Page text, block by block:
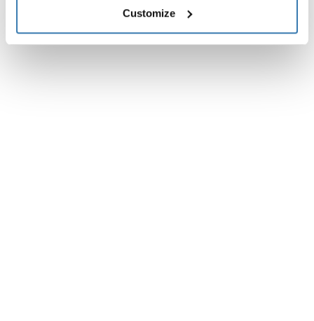
Customize